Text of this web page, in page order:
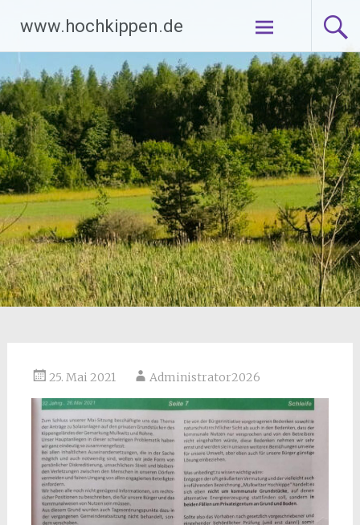
Inhalt
springen
www.hochkippen.de
25. Mai 2021 Administrator2026